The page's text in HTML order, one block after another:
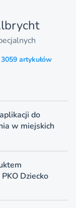
3059 artykułów
do
w miejskich
Dziecko